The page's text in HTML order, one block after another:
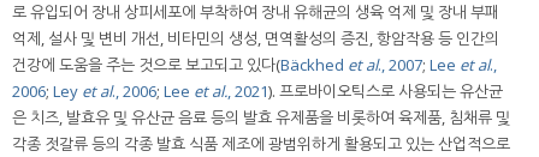
로 유입되어 장내 상피세포에 부착하여 장내 유해균의 생육 억제 및 장내 부패
억제, 설사 및 변비 개선, 비타민의 생성, 면역활성의 증진, 항암작용 등 인간의
건강에 도움을 주는 것으로 보고되고 있다(Bäckhed et al., 2007; Lee et al.,
2006; Ley et al., 2006; Lee et al., 2021). 프로바이오틱스로 사용되는 유산균
은 치즈, 발효유 및 유산균 음료 등의 발효 유제품을 비롯하여 육제품, 침채류 및
각종 젓갈류 등의 각종 발효 식품 제조에 광범위하게 활용되고 있는 산업적으로